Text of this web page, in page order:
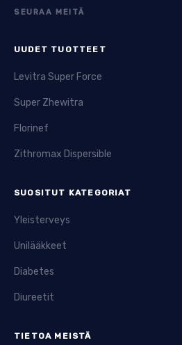
SEURAA MEITÄ
UUDET TUOTTEET
Levitra Super Force
Super Zhewitra
Florinef
Zithromax Dispersible
SUOSITUT KATEGORIAT
Yleisterveys
Unilääkkeet
Diabetes
Diureetit
TIETOA MEISTÄ